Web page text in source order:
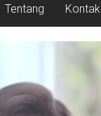
Tentang Kontak